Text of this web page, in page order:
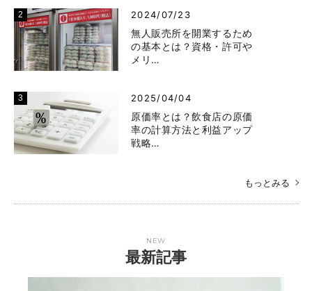
2024/07/23
無人販売所を開業するため
の基本とは？資格・許可や
メリ…
2025/04/04
原価率とは？飲食店の原価
率の計算方法と利益アップ
戦略…
もっとみる
NEW
最新記事